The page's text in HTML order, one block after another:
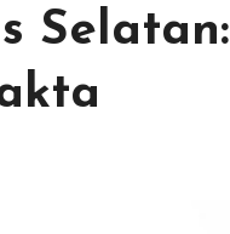
Selatan: